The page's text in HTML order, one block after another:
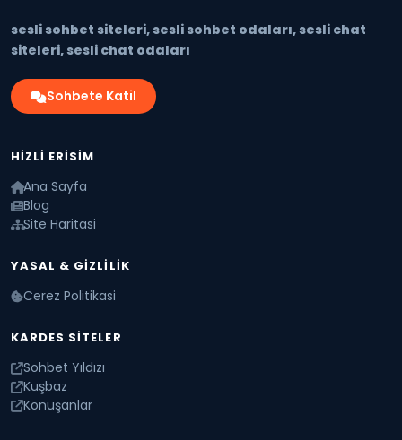
sesli sohbet siteleri, sesli sohbet odaları, sesli chat
siteleri, sesli chat odaları
Sohbete Katil
HIZLI ERISIM
Ana Sayfa
Blog
Site Haritasi
YASAL & GIZLILIK
Cerez Politikasi
KARDES SITELER
Sohbet Yıldızı
Kuşbaz
Konuşanlar